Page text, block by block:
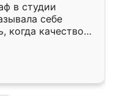
в студии
себе
когда качеством
уже почти